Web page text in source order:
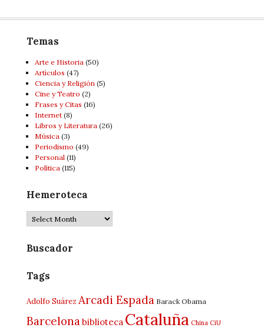
Temas
Arte e Historia(50)
Artí­culos (47)
Ciencia y Religión(5)
Cine y Teatro (2)
Frases y Citas (16)
Internet(8)
Libros y Literatura(26)
Música(3)
Periodismo (49)
Personal(11)
Política(115)
Hemeroteca
Hemeroteca
Buscador
Tags
Adolfo Suárez Arcadi EspadaBarack Obama
Barcelonabiblioteca Cataluña China CiU